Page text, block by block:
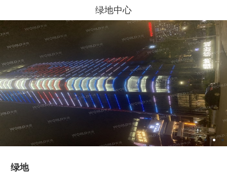
绿地中心
绿地